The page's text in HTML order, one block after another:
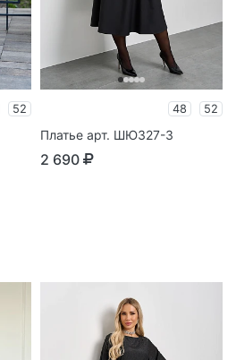
52 48 52
Платье арт. ШЮ327-3
2 690